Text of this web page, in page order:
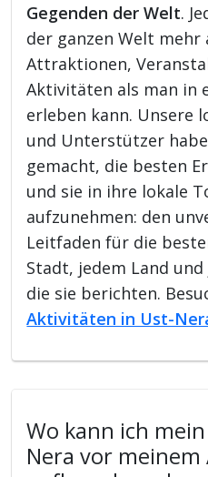
Gegenden der Welt.
der ganzen Welt mehr
Attraktionen,
Aktivitäten als man in
erleben kann. Unsere
und Unterstützer
gemacht, die besten
und sie in ihre lokale
aufzunehmen: den
Leitfaden für die
Stadt, jedem Land
die sie berichten.
Aktivitäten in Ust-
Wo kann ich
Nera vor